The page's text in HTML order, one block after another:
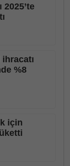
2025’te
%8
için